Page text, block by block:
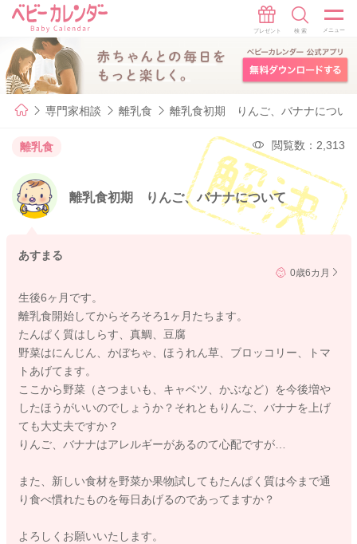
専門家相談 離乳食 離乳食初期 りんご、バナナについ
離乳食 閲覧数：2,313
離乳食初期 りんご、バナナについて
あすまる
0歳6カ月
生後6ヶ月です。
離乳食開始してからそろそろ1ヶ月たちます。
たんぱく質はしらす、真鯛、豆腐
野菜はにんじん、かぼちゃ、ほうれん草、ブロッコリー、トマ
トあげてます。
ここから野菜（さつまいも、キャベツ、かぶなど）を今後増や
したほうがいいのでしょうか？それともりんご、バナナを上げ
ても大丈夫ですか？
りんご、バナナはアレルギーがあるのて心配ですが…
また、新しい食材を野菜か果物試してもたんぱく質は今まで通
り食べ慣れたものを毎日あげるのであってますか？
よろしくお願いいたします。